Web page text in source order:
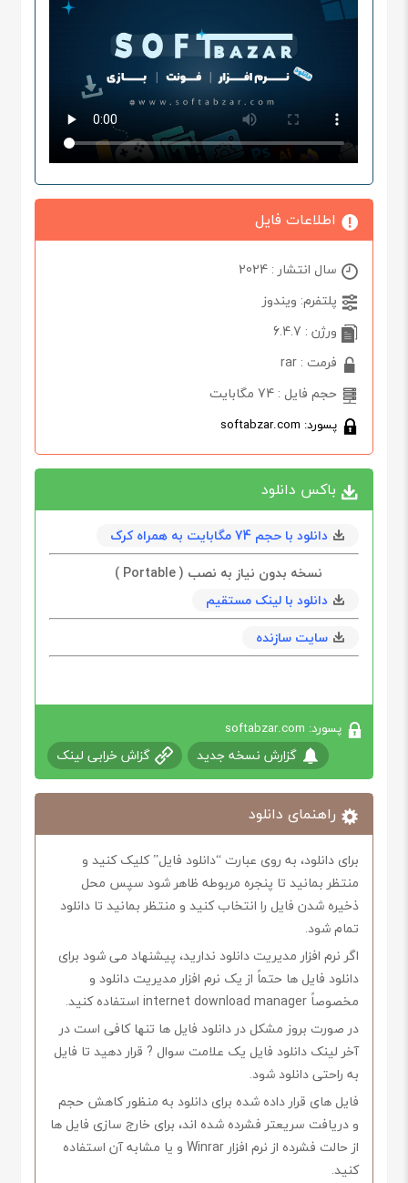
اطلاعات فایل
سال انتشار : 2024
پلتفرم: ویندوز
ورژن : 6.4.7
فرمت : rar
حجم فایل : 74 مگابایت
پسورد: softabzar.com
باکس دانلود
دانلود با حجم 74 مگابايت به همراه کرک
نسخه بدون نیاز به نصب ( Portable )
دانلود با لینک مستقیم
سایت سازنده
پسورد: softabzar.com
گزارش نسخه جدید گزاش خرابی لینک
راهنمای دانلود
برای دانلود، به روی عبارت “دانلود فایل” کلیک کنید و
منتظر بمانید تا پنجره مربوطه ظاهر شود سپس محل
ذخیره شدن فایل را انتخاب کنید و منتظر بمانید تا دانلود
تمام شود.
اگر نرم افزار مدیریت دانلود ندارید، پیشنهاد می شود برای
دانلود فایل ها حتماً از یک نرم افزار مدیریت دانلود و
مخصوصاً internet download manager استفاده کنید.
در صورت بروز مشکل در دانلود فایل ها تنها کافی است در
آخر لینک دانلود فایل یک علامت سوال ? قرار دهید تا فایل
به راحتی دانلود شود.
فایل های قرار داده شده برای دانلود به منظور کاهش حجم
و دریافت سریعتر فشرده شده اند، برای خارج سازی فایل ها
از حالت فشرده از نرم افزار Winrar و یا مشابه آن استفاده
کنید.